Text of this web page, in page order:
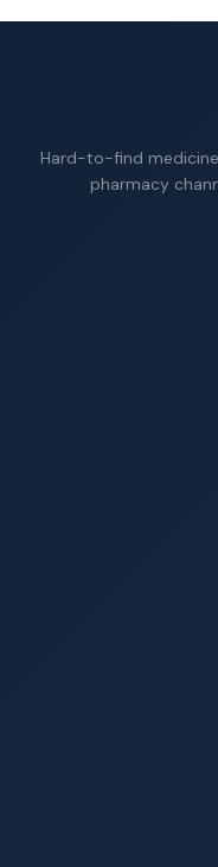
Hard-to-find
pharmacy